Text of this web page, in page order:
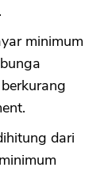
minimum
dari